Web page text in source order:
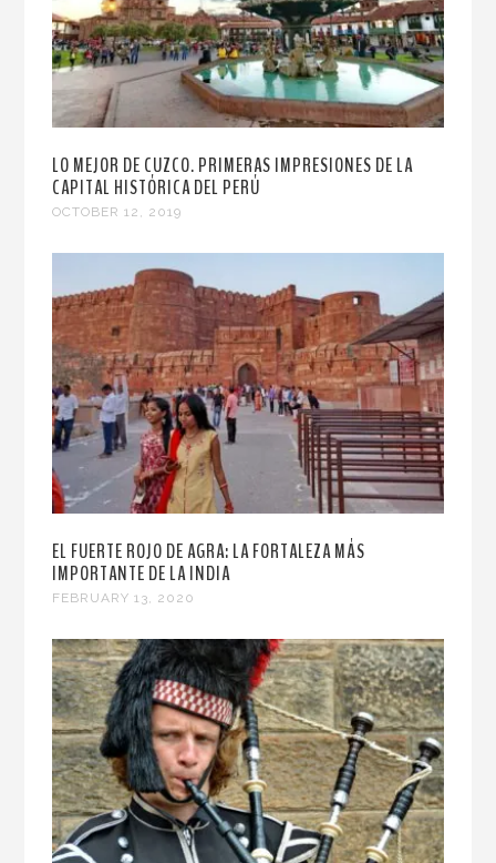
LO MEJOR DE CUZCO. PRIMERAS IMPRESIONES DE LA
CAPITAL HISTÓRICA DEL PERÚ
OCTOBER 12, 2019
EL FUERTE ROJO DE AGRA: LA FORTALEZA MÁS
IMPORTANTE DE LA INDIA
FEBRUARY 13, 2020